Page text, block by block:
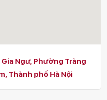
Ngư, Phường Tràng
Thành phố Hà Nội